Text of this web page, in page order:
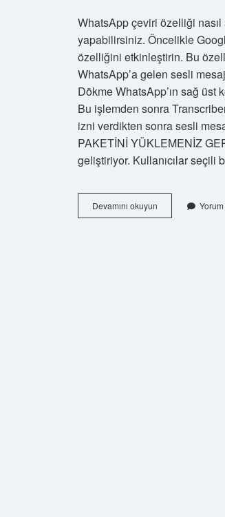
WhatsApp çeviri özelliği nasıl
yapabilirsiniz. Öncelikle
özelliğini etkinleştirin. Bu
WhatsApp’a gelen sesli
Dökme WhatsApp’ın sağ
Bu işlemden sonra
izni verdikten sonra sesli
PAKETİNİ YÜKLEMENİZ
geliştiriyor. Kullanıcılar seçili
Devamını okuyun Whatsappta
Sesli
Yorum